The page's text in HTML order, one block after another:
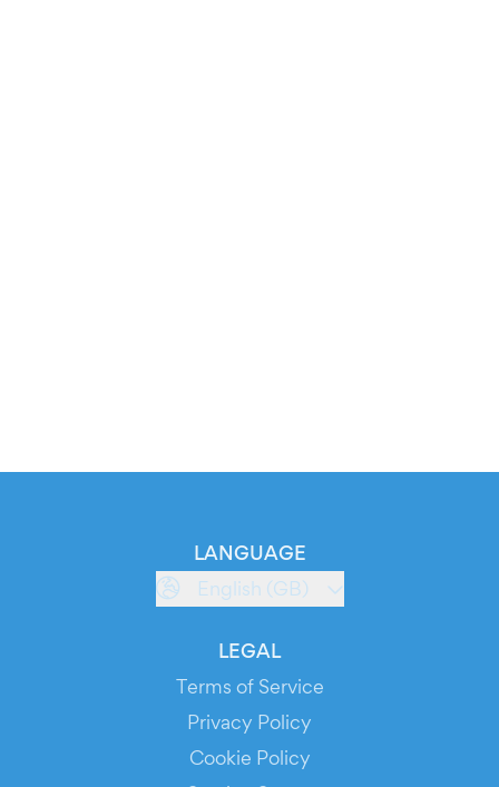
LANGUAGE
English (GB)
LEGAL
Terms of Service
Privacy Policy
Cookie Policy